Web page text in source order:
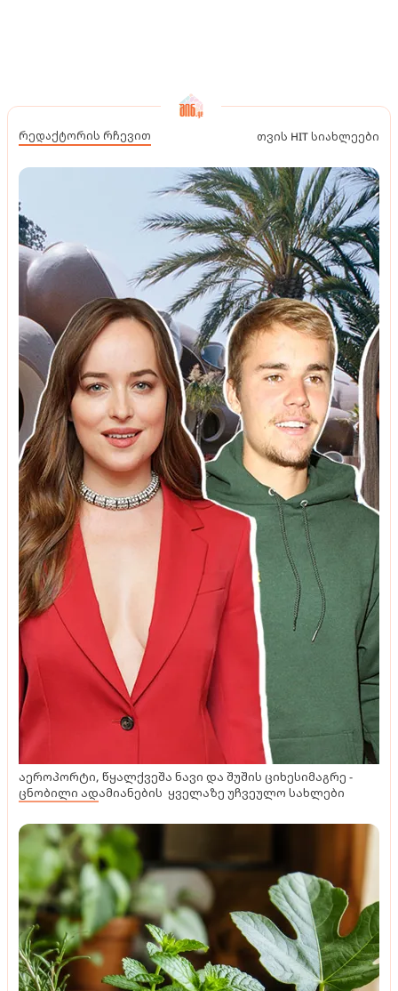
რედაქტორის რჩევით თვის HIT სიახლეები
აეროპორტი, წყალქვეშა ნავი და შუშის ციხესიმაგრე -
ცნობილი ადამიანების ყველაზე უჩვეულო სახლები